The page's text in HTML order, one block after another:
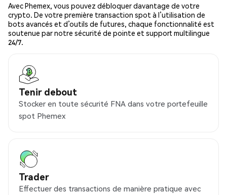
Avec Phemex, vous pouvez débloquer davantage de votre
crypto. De votre première transaction spot à l’utilisation de
bots avancés et d’outils de futures, chaque fonctionnalité est
soutenue par notre sécurité de pointe et support multilingue
24/7.
Tenir debout
Stocker en toute sécurité FNA dans votre portefeuille
spot Phemex
Trader
Effectuer des transactions de manière pratique avec